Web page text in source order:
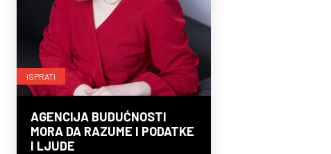
ISPRATI
AGENCIJA BUDUĆNOSTI
MORA DA RAZUME I PODATKE
I LJUDE